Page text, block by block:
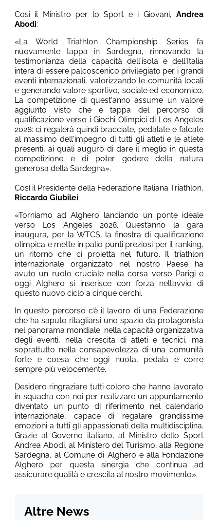
Così il Ministro per lo Sport e i Giovani, Andrea
Abodi:
«La World Triathlon Championship Series fa
nuovamente tappa in Sardegna, rinnovando la
testimonianza della capacità dell'isola e dell'Italia
intera di essere palcoscenico privilegiato per i grandi
eventi internazionali, valorizzando le comunità locali
e generando valore sportivo, sociale ed economico.
La competizione di quest'anno assume un valore
aggiunto visto che è tappa del percorso di
qualificazione verso i Giochi Olimpici di Los Angeles
2028: ci regalerà quindi bracciate, pedalate e falcate
al massimo dell'impegno di tutti gli atleti e le atlete
presenti, ai quali auguro di dare il meglio in questa
competizione e di poter godere della natura
generosa della Sardegna».
Così il Presidente della Federazione Italiana Triathlon,
Riccardo Giubilei:
«Torniamo ad Alghero lanciando un ponte ideale
verso Los Angeles 2028. Quest’anno la gara
inaugura, per la WTCS, la finestra di qualificazione
olimpica e mette in palio punti preziosi per il ranking,
un ritorno che ci proietta nel futuro. Il triathlon
internazionale organizzato nel nostro Paese ha
avuto un ruolo cruciale nella corsa verso Parigi e
oggi Alghero si inserisce con forza nell’avvio di
questo nuovo ciclo a cinque cerchi.
In questo percorso c’è il lavoro di una Federazione
che ha saputo ritagliarsi uno spazio da protagonista
nel panorama mondiale: nella capacità organizzativa
degli eventi, nella crescita di atleti e tecnici, ma
soprattutto nella consapevolezza di una comunità
forte e coesa che oggi nuota, pedala e corre
sempre più velocemente.
Desidero ringraziare tutti coloro che hanno lavorato
in squadra con noi per realizzare un appuntamento
diventato un punto di riferimento nel calendario
internazionale, capace di regalare grandissime
emozioni a tutti gli appassionati della multidisciplina.
Grazie al Governo italiano, al Ministro dello Sport
Andrea Abodi, al Ministero del Turismo, alla Regione
Sardegna, al Comune di Alghero e alla Fondazione
Alghero per questa sinergia che continua ad
assicurare qualità e crescita al nostro movimento».
Altre News